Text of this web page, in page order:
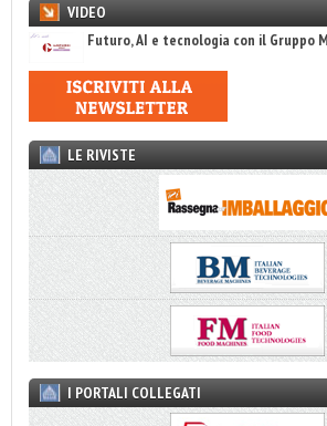
VIDEO
Futuro, AI e tecnologia con il Gruppo
LE RIVISTE
I PORTALI COLLEGATI